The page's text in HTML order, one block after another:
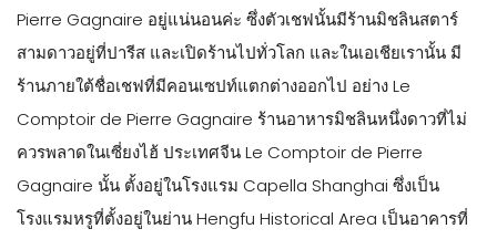
Pierre Gagnaire อยู่แน่นอนค่ะ ซึ่งตัวเชฟนั้นมีร้านมิชลินสตาร์
สามดาวอยู่ที่ปารีส และเปิดร้านไปทั่วโลก และในเอเชียเรานั้น มี
ร้านภายใต้ชื่อเชฟที่มีคอนเซปท์แตกต่างออกไป อย่าง Le
Comptoir de Pierre Gagnaire ร้านอาหารมิชลินหนึ่งดาวที่ไม่
ควรพลาดในเซี่ยงไฮ้ ประเทศจีน Le Comptoir de Pierre
Gagnaire นั้น ตั้งอยู่ในโรงแรม Capella Shanghai ซึ่งเป็น
โรงแรมหรูที่ตั้งอยู่ในย่าน Hengfu Historical Area เป็นอาคารที่